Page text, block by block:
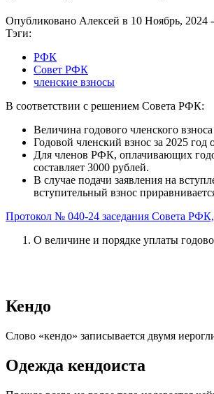
Опубликовано Алексей в 10 Ноябрь, 2024
Тэги:
РФК
Совет РФК
членские взносы
В соответствии с решением Совета РФК:
Величина годового членского
Годовой членский взнос за 2025 год
Для членов РФК, оплачивающих
составляет 3000 рублей.
В случае подачи заявления на
вступительный взнос
Протокол № 040-24 заседания Совета
О величине и порядке уплаты
Кендо
Слово «кендо» записывается двумя
Одежда кендоиста